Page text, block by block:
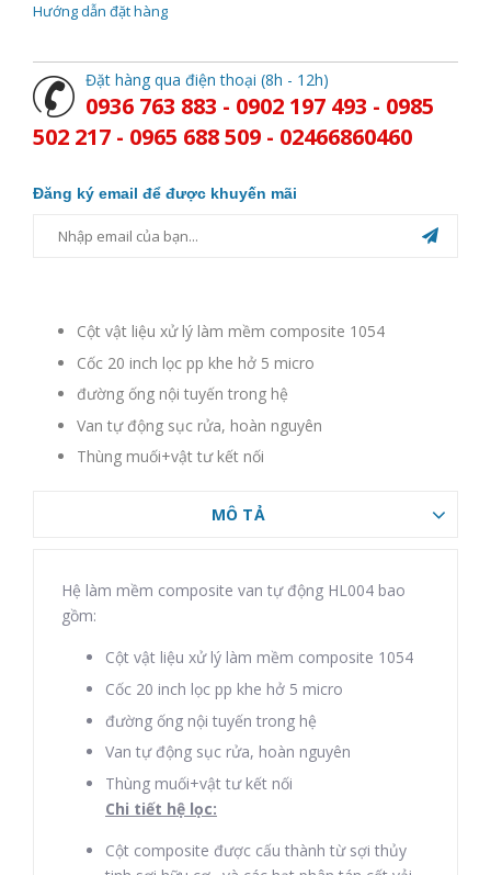
Hướng dẫn đặt hàng
Đặt hàng qua điện thoại (8h - 12h)
0936 763 883 - 0902 197 493 - 0985
502 217 - 0965 688 509 - 02466860460
Đăng ký email để được khuyến mãi
Cột vật liệu xử lý làm mềm composite 1054
Cốc 20 inch lọc pp khe hở 5 micro
đường ống nội tuyến trong hệ
Van tự động sục rửa, hoàn nguyên
Thùng muối+vật tư kết nối
MÔ TẢ
Hệ làm mềm composite van tự động HL004 bao
gồm:
Cột vật liệu xử lý làm mềm composite 1054
Cốc 20 inch lọc pp khe hở 5 micro
đường ống nội tuyến trong hệ
Van tự động sục rửa, hoàn nguyên
Thùng muối+vật tư kết nối
Chi tiết hệ lọc:
Cột composite được cấu thành từ sợi thủy